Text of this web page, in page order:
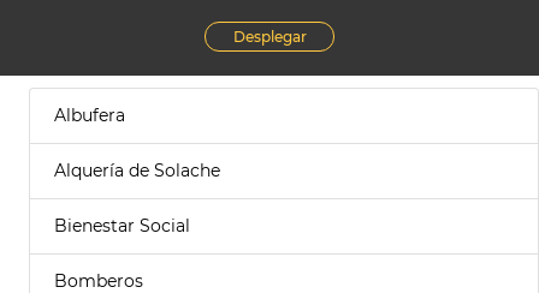
Desplegar
Albufera
Alquería de Solache
Bienestar Social
Bomberos